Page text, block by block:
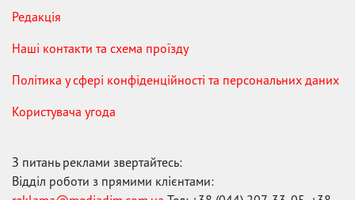
Редакція
Наші контакти та схема проїзду
Політика у сфері конфіденційності та персональних даних
Користувача угода
З питань реклами звертайтесь:
Відділ роботи з прямими клієнтами: